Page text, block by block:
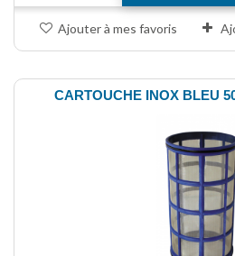
Ajouter à mes favoris
CARTOUCHE INOX BLEU